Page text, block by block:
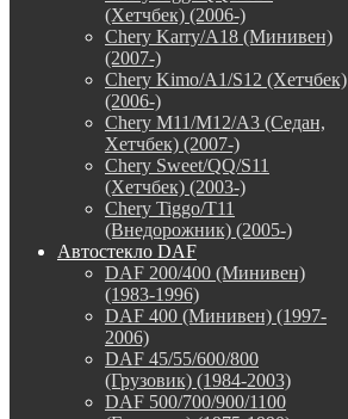
(Хетчбек) (2006-)
Chery Karry/A18 (Минивен)
(2007-)
Chery Kimo/A1/S12 (Хетчбек)
(2006-)
Chery M11/M12/A3 (Седан,
Хетчбек) (2007-)
Chery Sweet/QQ/S11
(Хетчбек) (2003-)
Chery Tiggo/T11
(Внедорожник) (2005-)
Автостекло DAF
DAF 200/400 (Минивен)
(1983-1996)
DAF 400 (Минивен) (1997-
2006)
DAF 45/55/600/800
(Грузовик) (1984-2003)
DAF 500/700/900/1100